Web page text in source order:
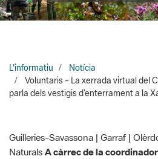
L'informatiu
Notícia
Voluntaris - La xerrada virtual del
parla dels vestigis d’enterrament a la
Guilleries-Savassona | Garraf |
Naturals A càrrec de la